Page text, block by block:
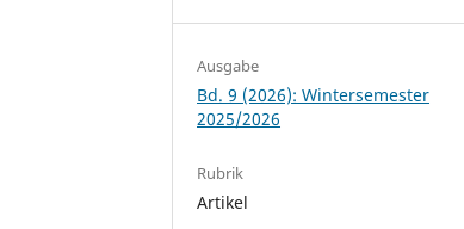
Ausgabe
Bd. 9 (2026): Wintersemester
2025/2026
Rubrik
Artikel